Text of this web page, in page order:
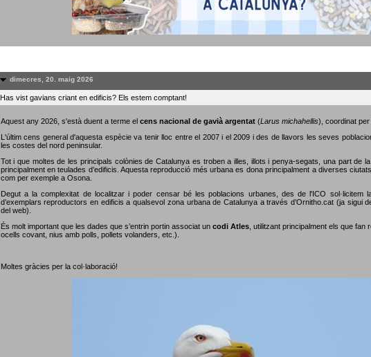
dimecres, 20. maig 2026
Has vist gavians criant en edificis? Els estem comptant!
Aquest any 2026, s'està duent a terme el cens nacional de gavià argentat(Larus michahellis), coordinat per
L'últim cens general d'aquesta espècie va tenir lloc entre el 2007 i el 2009 i des de llavors les seves
les costes del nord peninsular.
Tot i que moltes de les principals colònies de Catalunya es troben a illes, illots i penya-segats, una part de
principalment en teulades d’edificis. Aquesta reproducció més urbana es dona principalment a diverses
com per exemple a Osona.
Degut a la complexitat de localitzar i poder censar bé les poblacions urbanes, des de l'ICO sol·licitem
d’exemplars reproductors en edificis a qualsevol zona urbana de Catalunya a través d’Ornitho.cat (ja sigui
del web).
És molt important que les dades que s’entrin portin associat un codi Atles , utilitzant principalment els que fan
ocells covant, nius amb polls, pollets volanders, etc.).
Moltes gràcies per la col·laboració!